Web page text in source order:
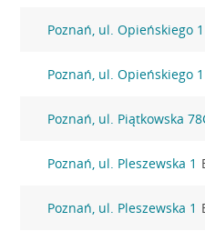
Poznań, ul. Opieńskiego 1
Poznań, ul. Opieńskiego 1
Poznań, ul. Piątkowska
Poznań, ul. Pleszewska 1
Poznań, ul. Pleszewska 1